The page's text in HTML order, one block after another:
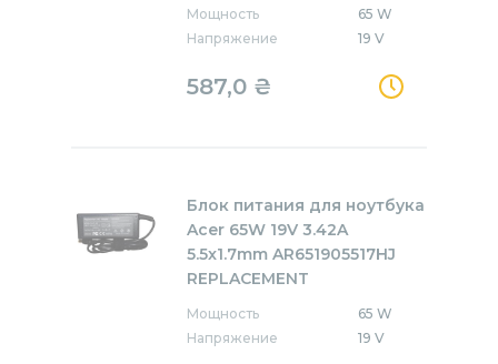
Мощность
65 W
Напряжение
19 V
587,0 ₴
Блок питания для ноутбука
Acer 65W 19V 3.42A
5.5x1.7mm AR651905517HJ
REPLACEMENT
Мощность
65 W
Напряжение
19 V